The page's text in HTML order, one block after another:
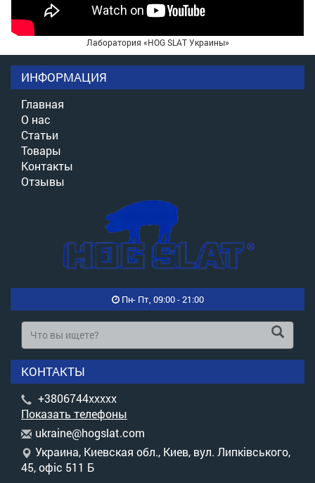
Лаборатория «HOG SLAT Украины»
ИНФОРМАЦИЯ
Главная
О нас
Статьи
Товары
Контакты
Отзывы
Пн- Пт, 09:00 - 21:00
КОНТАКТЫ
+3806744xxxxx
Показать телефоны
ukraine@hogslat.com
Украина, Киевская обл., Киев, вул. Липківського,
45, офіс 511 Б